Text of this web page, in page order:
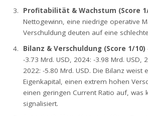
Profitabilität & Wachstum (Score
Nettogewinn, eine niedrige operative
Verschuldung deuten auf eine
Bilanz & Verschuldung (Score 1/10)
-3.73 Mrd. USD, 2024: -3.98 Mrd. USD,
2022: -5.80 Mrd. USD. Die Bilanz weist
Eigenkapital, einen extrem hohen
einen geringen Current Ratio auf, was
signalisiert.